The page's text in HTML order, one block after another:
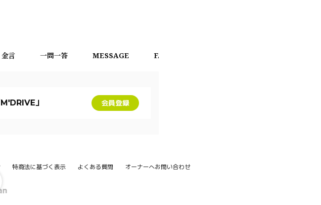
金言 一問一答 MESSAGE FAN CHAT
」 会員登録
特商法に基づく表示 よくある質問 オーナーへお問い合わせ